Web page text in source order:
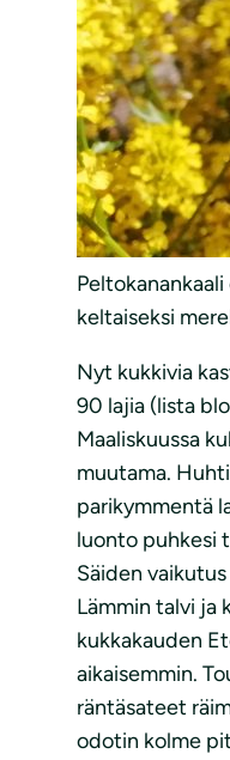
keltaiseksi
Nyt kukkivia
90 lajia (lista
Maaliskuussa
muutama.
parikymmentä
luonto puhkesi
Säiden
Lämmin talvi ja
kukkakauden
aikaisemmin.
räntäsateet
odotin kolme